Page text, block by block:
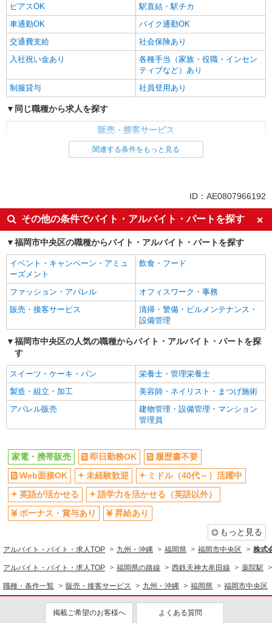
ピアスOK
駅直結・駅チカ
車通勤OK
バイク通勤OK
交通費支給
社会保険あり
入社祝い金あり
各種手当（家族・役職・インセン
ティブなど）あり
制服貸与
社員登用あり
同じ職種から求人を探す
販売・接客サービス
英語が活かせる
ボーナス・賞与あり
日払い
車通勤OK
交通費支給
社会保険あり
社員登用あり
関連する条件をもっと見る
ID：AE0807966192
その他の条件でバイト・アルバイト・パートを探す
福岡市中央区の職種からバイト・アルバイト・パートを探す
イベント・キャンペーン・アミュ
ーズメント
飲食・フード
ファッション・アパレル
オフィスワーク・事務
販売・接客サービス
清掃・警備・ビルメンテナンス・
設備管理
福岡市中央区の人気の職種からバイト・アルバイト・パートを探
す
スイーツ・ケーキ・パン
栄養士・管理栄養士
製造・組立・加工
美容師・ネイリスト・まつげ施術
アパレル販売
建物管理・設備管理・マンション
管理員
家電・携帯販売 即日勤務OK
履歴書不要
Web面接OK
未経験歓迎
ミドル（40代～）活躍中
英語が活かせる
語学力を活かせる（英語以外）
ボーナス・賞与あり
昇給あり
もっと見る
アルバイト・バイト・求人TOP 九州・沖縄 福岡県 福岡市中央区 株式
アルバイト・バイト・求人TOP 福岡県の路線 西鉄天神大牟田線 薬院駅
職種・条件一覧 販売・接客サービス 九州・沖縄 福岡県 福岡市中央区
掲載ご希望のお客様へ よくある質問